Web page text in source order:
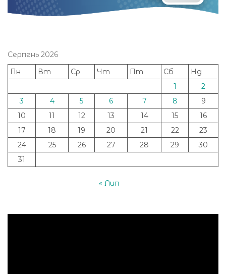
Серпень 2026
Пн
Вт Ср Чт Пт Сб
Нд
1
2
3
4 5 6 7 8
9
10
11 12 13 14 15
16
17
18 19 20 21 22
23
24
25 26 27 28 29
30
31
« Лип